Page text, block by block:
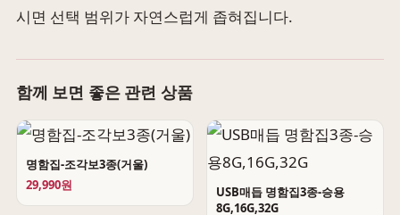
시면 선택 범위가 자연스럽게 좁혀집니다.
함께 보면 좋은 관련 상품
명함집-조각보3종(거울)
29,990원
USB매듭 명함집3종-승용
8G,16G,32G